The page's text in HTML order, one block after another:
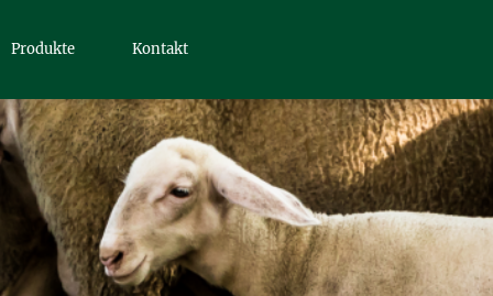
Produkte Kontakt